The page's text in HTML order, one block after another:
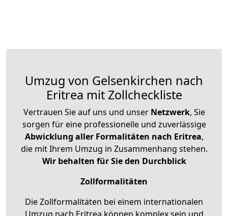
Umzug von Gelsenkirchen nach
Eritrea mit Zollcheckliste
Vertrauen Sie auf uns und unser Netzwerk, Sie
sorgen für eine professionelle und zuverlässige
Abwicklung aller Formalitäten nach Eritrea,
die mit Ihrem Umzug in Zusammenhang stehen.
Wir behalten für Sie den Durchblick
Zollformalitäten
Die Zollformalitäten bei einem internationalen